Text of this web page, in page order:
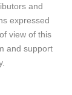
and
expressed
view of this
and support